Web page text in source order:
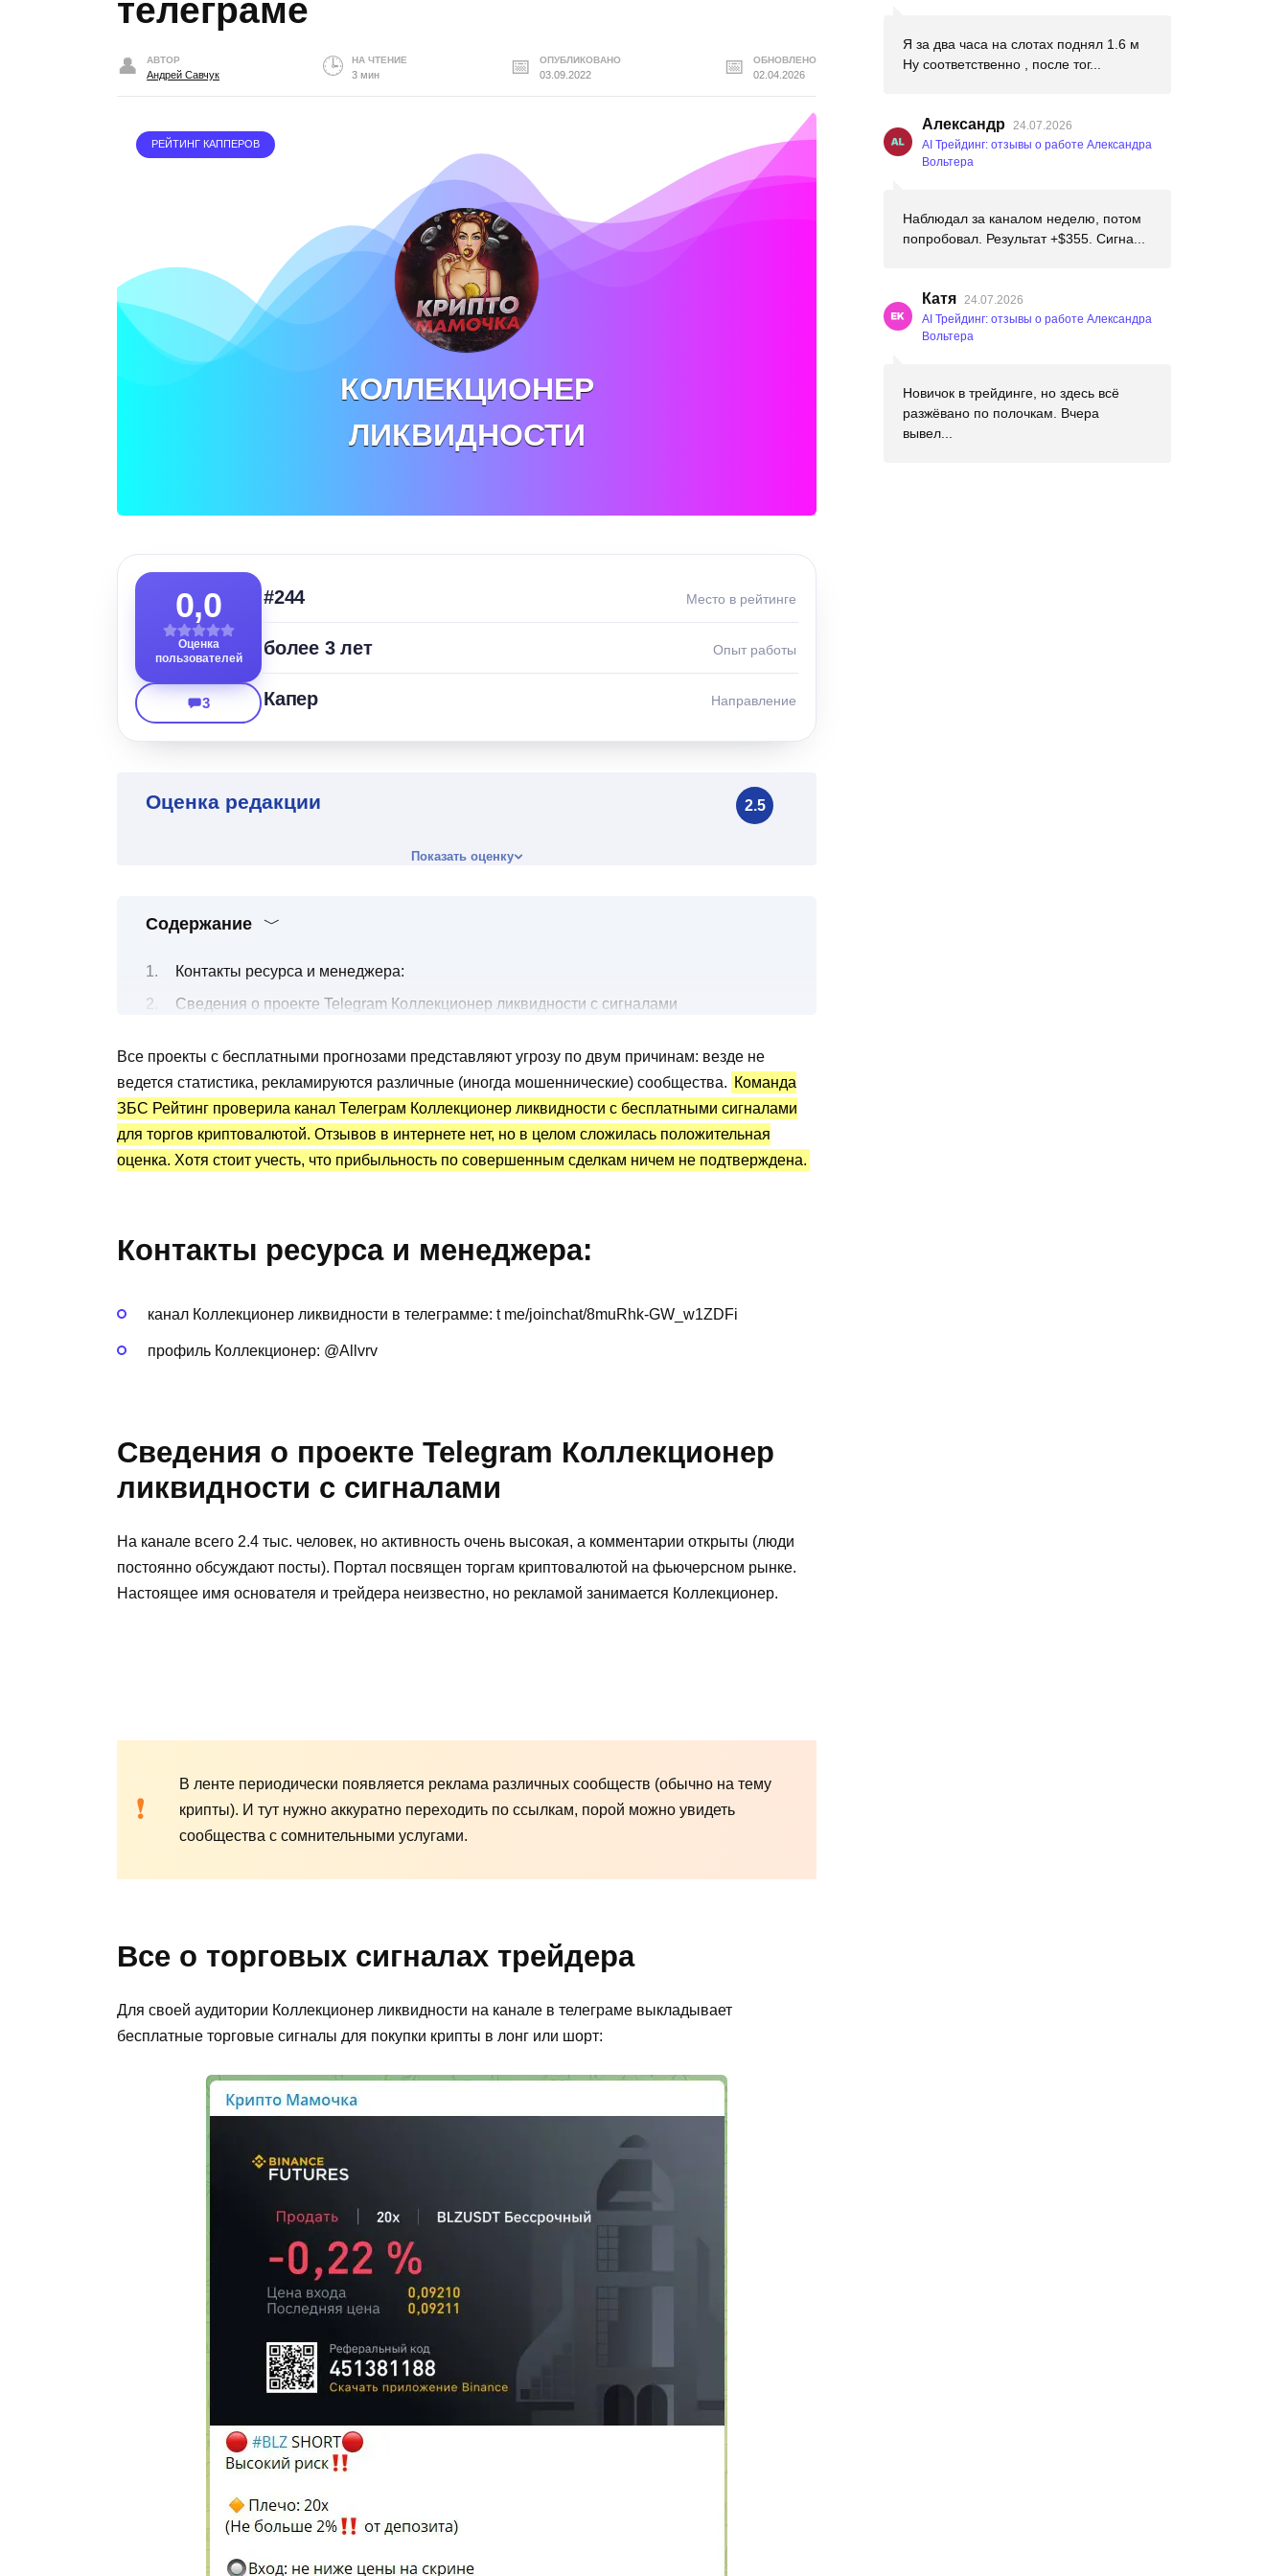
телеграме
АВТОР
Андрей Савчук
НА ЧТЕНИЕ
3 мин
ОПУБЛИКОВАНО
03.09.2022
ОБНОВЛЕНО
02.04.2026
КОЛЛЕКЦИОНЕР
ЛИКВИДНОСТИ
РЕЙТИНГ КАППЕРОВ
0,0
Оценка
пользователей
3
#244 Место в рейтинге
более 3 лет Опыт работы
Капер Направление
Оценка редакции 2.5
Показать оценку
Содержание
Контакты ресурса и менеджера:
Сведения о проекте Telegram Коллекционер ликвидности с сигналами
Канал Telegram Коллекционер ликвидности: статистика и отзывы о сигналах
Преимущества и недостатки
Все проекты с бесплатными прогнозами представляют угрозу по двум причинам: везде не
ведется статистика, рекламируются различные (иногда мошеннические) сообщества. Команда
ЗБС Рейтинг проверила канал Телеграм Коллекционер ликвидности с бесплатными сигналами
для торгов криптовалютой. Отзывов в интернете нет, но в целом сложилась положительная
оценка. Хотя стоит учесть, что прибыльность по совершенным сделкам ничем не подтверждена.
Контакты ресурса и менеджера:
канал Коллекционер ликвидности в телеграмме: t me/joinchat/8muRhk-GW_w1ZDFi
профиль Коллекционер: @Allvrv
Сведения о проекте Telegram Коллекционер
ликвидности с сигналами
На канале всего 2.4 тыс. человек, но активность очень высокая, а комментарии открыты (люди
постоянно обсуждают посты). Портал посвящен торгам криптовалютой на фьючерсном рынке.
Настоящее имя основателя и трейдера неизвестно, но рекламой занимается Коллекционер.
В ленте периодически появляется реклама различных сообществ (обычно на тему
крипты). И тут нужно аккуратно переходить по ссылкам, порой можно увидеть
сообщества с сомнительными услугами.
Все о торговых сигналах трейдера
Для своей аудитории Коллекционер ликвидности на канале в телеграме выкладывает
бесплатные торговые сигналы для покупки крипты в лонг или шорт:
Я за два часа на слотах поднял 1.6 м
Ну соответственно , после тог...
Александр
24.07.2026
AI Трейдинг: отзывы о работе Александра
Вольтера
Наблюдал за каналом неделю, потом
попробовал. Результат +$355. Сигна...
Катя 24.07.2026
AI Трейдинг: отзывы о работе Александра
Вольтера
Новичок в трейдинге, но здесь всё
разжёвано по полочкам. Вчера
вывел...